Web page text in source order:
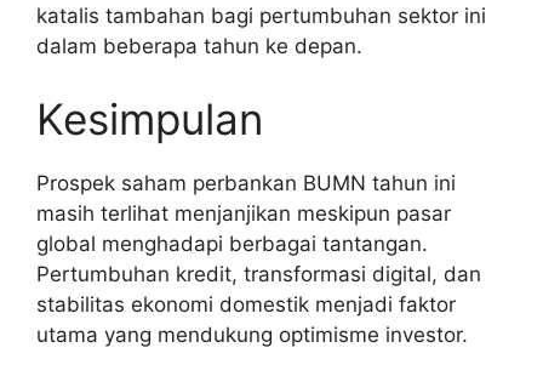
katalis tambahan bagi pertumbuhan sektor ini
dalam beberapa tahun ke depan.
Kesimpulan
Prospek saham perbankan BUMN tahun ini
masih terlihat menjanjikan meskipun pasar
global menghadapi berbagai tantangan.
Pertumbuhan kredit, transformasi digital, dan
stabilitas ekonomi domestik menjadi faktor
utama yang mendukung optimisme investor.